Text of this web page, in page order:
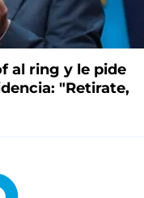
al ring y le pide
"Retirate,